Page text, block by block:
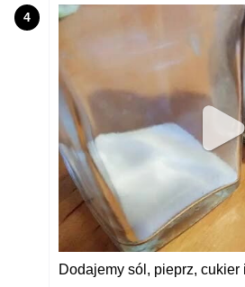
4
Dodajemy sól, pieprz,